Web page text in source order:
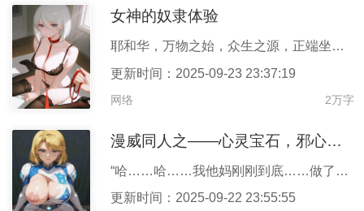
女神的奴隶体验
耶和华，万物之始，众生之源，正端坐于无尽的虚无之中，她的存在本
更新时间：2025-09-23 23:37:19
网络 2万字
漫威同人之——心灵宝石，邪心淫雄
“哈……哈……我他妈刚刚到底……做了，什么？”史蒂夫喘着粗气，
更新时间：2025-09-22 23:55:55